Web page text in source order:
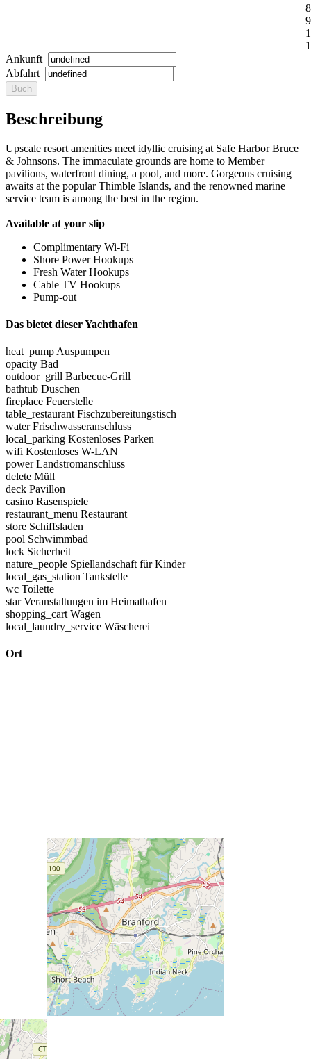
8
9
Ankunft
Abfahrt
Beschreibung
Upscale resort amenities meet idyllic cruising at Safe Harbor Bruce
& Johnsons. The immaculate grounds are home to Member
pavilions, waterfront dining, a pool, and more. Gorgeous cruising
awaits at the popular Thimble Islands, and the renowned marine
service team is among the best in the region.
Available at your slip
Complimentary Wi-Fi
Shore Power Hookups
Fresh Water Hookups
Cable TV Hookups
Pump-out
Das bietet dieser Yachthafen
heat_pump Auspumpen
opacity Bad
outdoor_grill Barbecue-Grill
bathtub Duschen
fireplace Feuerstelle
table_restaurant Fischzubereitungstisch
water Frischwasseranschluss
local_parking Kostenloses Parken
wifi Kostenloses W-LAN
power Landstromanschluss
delete Müll
deck Pavillon
casino Rasenspiele
restaurant_menu Restaurant
store Schiffsladen
pool Schwimmbad
lock Sicherheit
nature_people Spiellandschaft für Kinder
local_gas_station Tankstelle
wc Toilette
star Veranstaltungen im Heimathafen
shopping_cart Wagen
local_laundry_service Wäscherei
Ort